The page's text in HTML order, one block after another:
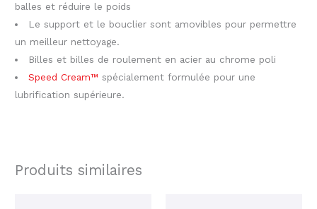
balles et réduire le poids
Le support et le bouclier sont amovibles pour permettre
un meilleur nettoyage.
Billes et billes de roulement en acier au chrome poli
Speed Cream™ spécialement formulée pour une
lubrification supérieure.
Produits similaires